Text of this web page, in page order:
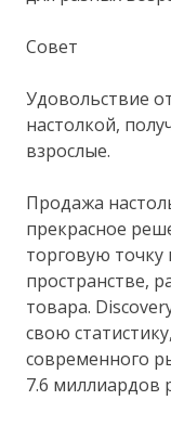
Совет
Удовольствие
настолкой,
взрослые.
Продажа
прекрасное
торговую
пространстве,
товара.
свою
современного
7.6 миллиардов